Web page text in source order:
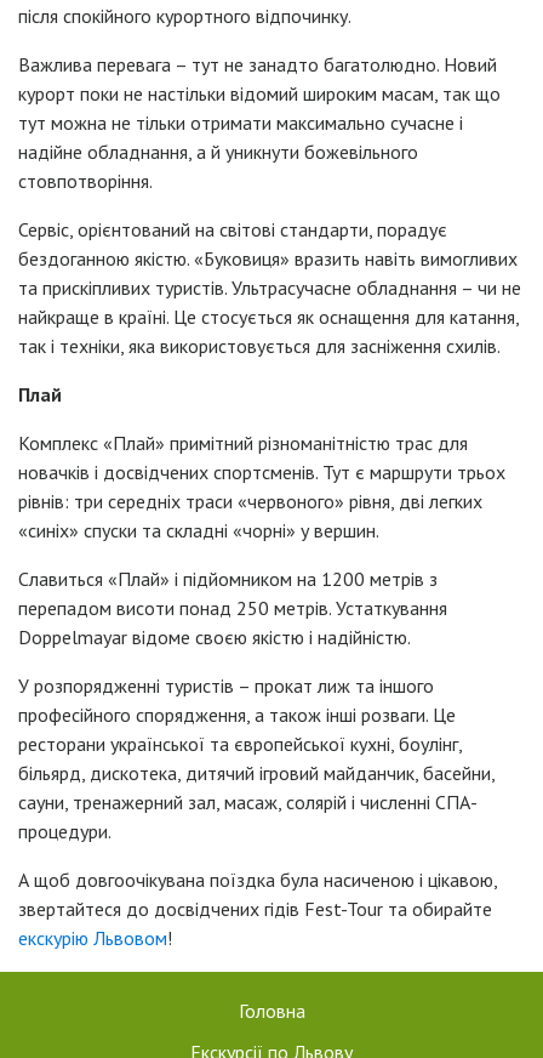
після спокійного курортного відпочинку.
Важлива перевага – тут не занадто багатолюдно. Новий
курорт поки не настільки відомий широким масам, так що
тут можна не тільки отримати максимально сучасне і
надійне обладнання, а й уникнути божевільного
стовпотворіння.
Сервіс, орієнтований на світові стандарти, порадує
бездоганною якістю. «Буковиця» вразить навіть вимогливих
та прискіпливих туристів. Ультрасучасне обладнання – чи не
найкраще в країні. Це стосується як оснащення для катання,
так і техніки, яка використовується для засніження схилів.
Плай
Комплекс «Плай» примітний різноманітністю трас для
новачків і досвідчених спортсменів. Тут є маршрути трьох
рівнів: три середніх траси «червоного» рівня, дві легких
«синіх» спуски та складні «чорні» у вершин.
Славиться «Плай» і підйомником на 1200 метрів з
перепадом висоти понад 250 метрів. Устаткування
Doppelmayar відоме своєю якістю і надійністю.
У розпорядженні туристів – прокат лиж та іншого
професійного спорядження, а також інші розваги. Це
ресторани української та європейської кухні, боулінг,
більярд, дискотека, дитячий ігровий майданчик, басейни,
сауни, тренажерний зал, масаж, солярій і численні СПА-
процедури.
А щоб довгоочікувана поїздка була насиченою і цікавою,
звертайтеся до досвідчених гідів Fest-Tour та обирайте
екскурію Львовом!
Головна
Екскурсії по Львову